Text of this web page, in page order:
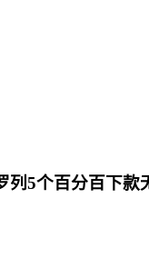
列5个百分百下款